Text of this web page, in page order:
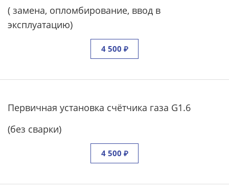
( замена, опломбирование, ввод в
эксплуатацию)
4 500 ₽
Первичная установка счётчика газа G1.6
(без сварки)
4 500 ₽